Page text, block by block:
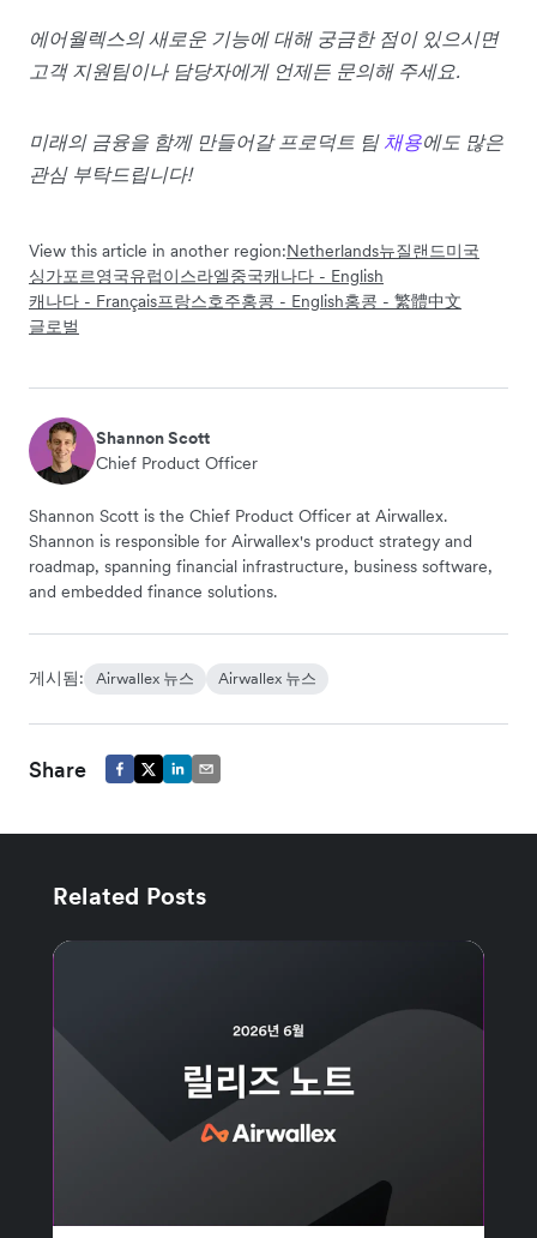
에어월렉스의 새로운 기능에 대해 궁금한 점이 있으시면
고객 지원팀이나 담당자에게 언제든 문의해 주세요.
미래의 금융을 함께 만들어갈 프로덕트 팀 채용에도 많은
관심 부탁드립니다!
View this article in another region:Netherlands뉴질랜드미국
싱가포르영국유럽이스라엘중국캐나다 - English
캐나다 - Français프랑스호주홍콩 - English홍콩 - 繁體中文
글로벌
Shannon Scott
Chief Product Officer
Shannon Scott is the Chief Product Officer at Airwallex.
Shannon is responsible for Airwallex's product strategy and
roadmap, spanning financial infrastructure, business software,
and embedded finance solutions.
게시됨: Airwallex 뉴스 Airwallex 뉴스
Share
Related Posts